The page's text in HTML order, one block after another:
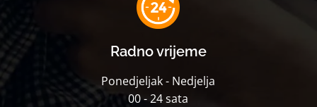
Radno vrijeme
Ponedjeljak - Nedjelja
00 - 24 sata